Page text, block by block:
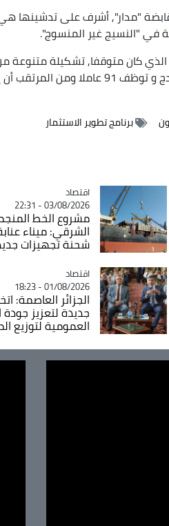
"مدار", أشرف على تدشينها هي
في "النسيج غير المنسوج".
كان متوقفا, تشكيلة متنوعة
الجراحية و الصحية, حيث يقدر مبلغ الاستثمار 5ر12 مليار دج و
برنامج تطوير الاستثمار
Catégorie
اقتصاد
03/08/2026 - 22:31
مشروع الخط
الشرقي: ميناء
شحنة تجهيزات
Catégorie
اقتصاد
01/08/2026 - 18:23
الجزائر العاصمة:
جديدة لتعزيز
العمومية لتوزيع